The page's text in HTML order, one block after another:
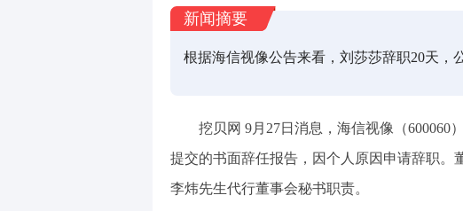
新闻摘要
根据海信视像公告来看，刘莎莎辞职20天，
挖贝网 9月27日消息，海信视像（600060
提交的书面辞任报告，因个人原因申请辞职。
李炜先生代行董事会秘书职责。